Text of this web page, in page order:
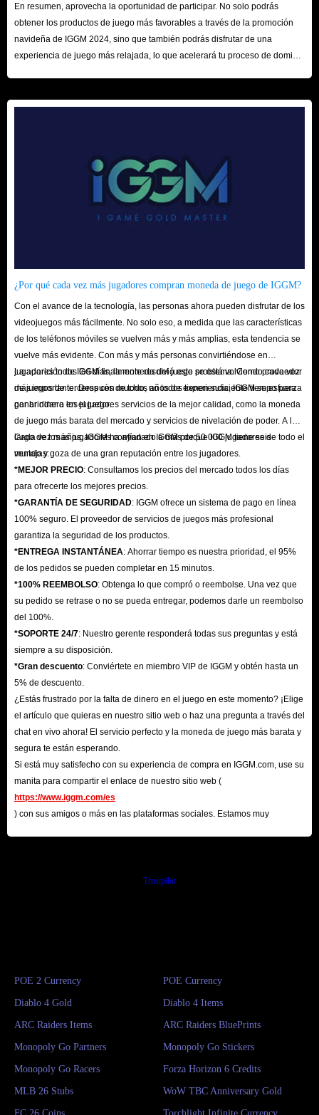
En resumen, aprovecha la oportunidad de participar. No solo podrás
obtener los productos de juego más favorables a través de la promoción
navideña de IGGM 2024, sino que también podrás disfrutar de una
experiencia de juego más relajada, lo que acelerará tu proceso de dominio
¿Por qué cada vez más jugadores compran moneda de juego de IGGM?
Con el avance de la tecnología, las personas ahora pueden disfrutar de los
videojuegos más fácilmente. No solo eso, a medida que las características
de los teléfonos móviles se vuelven más y más amplias, esta tendencia se
vuelve más evidente. Con más y más personas convirtiéndose en
jugadores todos los días, la moneda del juego se está volviendo cada vez
más importante. Después de todo, no todos tienen suficiente tiempo para
ganar dinero en el juego.
La aparición de IGGM finalmente resolvió este problema. Como proveedor
de juegos de terceros con muchos años de experiencia, IGGM se esfuerza
por brindar a los jugadores servicios de la mejor calidad, como la moneda
de juego más barata del mercado y servicios de nivelación de poder. A lo
largo de los años, IGGM ha ayudado a más de 50 000 jugadores de todo el
mundo y goza de una gran reputación entre los jugadores.
Cada vez más jugadores confían en IGGM porque IGGM tiene seis
ventajas:
*MEJOR PRECIO: Consultamos los precios del mercado todos los días
para ofrecerte los mejores precios.
*GARANTÍA DE SEGURIDAD: IGGM ofrece un sistema de pago en línea
100% seguro. El proveedor de servicios de juegos más profesional
garantiza la seguridad de los productos.
*ENTREGA INSTANTÁNEA: Ahorrar tiempo es nuestra prioridad, el 95%
de los pedidos se pueden completar en 15 minutos.
*100% REEMBOLSO: Obtenga lo que compró o reembolse. Una vez que
su pedido se retrase o no se pueda entregar, podemos darle un reembolso
del 100%.
*SOPORTE 24/7: Nuestro gerente responderá todas sus preguntas y está
siempre a su disposición.
*Gran descuento: Conviértete en miembro VIP de IGGM y obtén hasta un
5% de descuento.
¿Estás frustrado por la falta de dinero en el juego en este momento? ¡Elige
el artículo que quieras en nuestro sitio web o haz una pregunta a través del
chat en vivo ahora! El servicio perfecto y la moneda de juego más barata y
segura te están esperando.
Si está muy satisfecho con su experiencia de compra en IGGM.com, use su
manita para compartir el enlace de nuestro sitio web (
https://www.iggm.com/es
) con sus amigos o más en las plataformas sociales. Estamos muy
Trustpilot
POE 2 Currency POE Currency
Diablo 4 Gold Diablo 4 Items
ARC Raiders Items ARC Raiders BluePrints
Monopoly Go Partners Monopoly Go Stickers
Monopoly Go Racers Forza Horizon 6 Credits
MLB 26 Stubs WoW TBC Anniversary Gold